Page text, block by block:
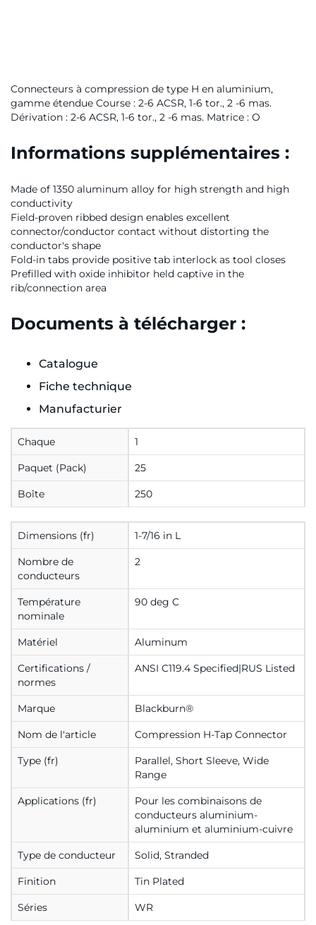
Connecteurs à compression de type H en aluminium,
gamme étendue Course : 2-6 ACSR, 1-6 tor., 2 -6 mas.
Dérivation : 2-6 ACSR, 1-6 tor., 2 -6 mas. Matrice : O
Informations supplémentaires :
Made of 1350 aluminum alloy for high strength and high
conductivity
Field-proven ribbed design enables excellent
connector/conductor contact without distorting the
conductor's shape
Fold-in tabs provide positive tab interlock as tool closes
Prefilled with oxide inhibitor held captive in the
rib/connection area
Documents à télécharger :
Catalogue
Fiche technique
Manufacturier
Chaque 1
Paquet (Pack) 25
Boîte 250
Dimensions (fr) 1-7/16 in L
Nombre de
conducteurs
2
Température
nominale
90 deg C
Matériel Aluminum
Certifications /
normes
ANSI C119.4 Specified|RUS Listed
Marque Blackburn®
Nom de l'article Compression H-Tap Connector
Type (fr)
Parallel, Short Sleeve, Wide
Range
Applications (fr)
Pour les combinaisons de
conducteurs aluminium-
aluminium et aluminium-cuivre
Type de conducteur Solid, Stranded
Finition Tin Plated
Séries WR